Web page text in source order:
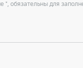
*, обязательны для